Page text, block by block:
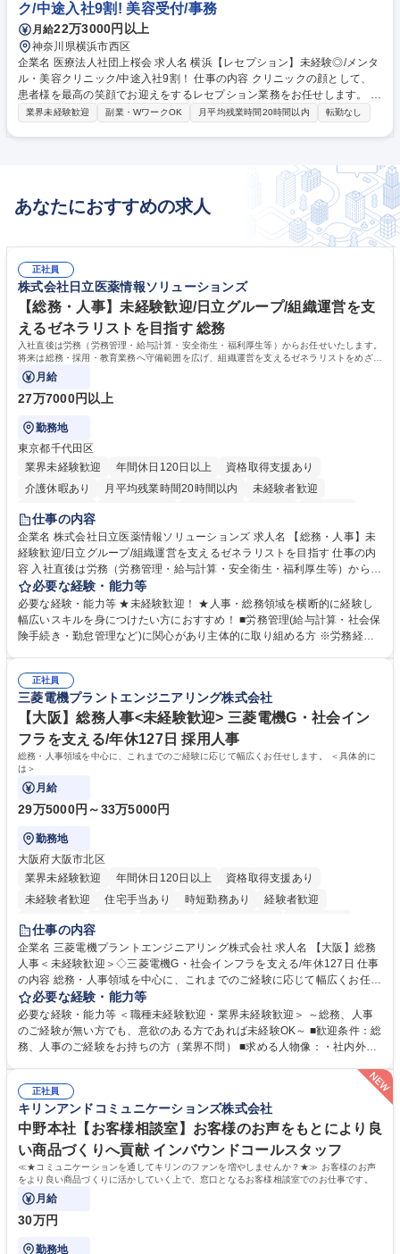
ク/中途入社9割! 美容受付/事務
月給22万3000円以上
神奈川県横浜市西区
企業名 医療法人社団上桜会 求人名 横浜【レセプション】未経験◎/メンタ
ル・美容クリニック/中途入社9割！ 仕事の内容 クリニックの顔として、
患者様を最高の笑顔でお迎えをするレセプション業務をお任せします。 患
者様がクリニックで、1番初めに会う相手であり、クリニックの顔という
ております。患者様の身体にジェルを塗布したり（VIO含む）、拭く等の
業務やベッド清掃の業務もございます。 ※変更の範囲:当社業務全般 募集
職種 横浜【レセプション】未経験◎/メンタル・美容クリニック/中途入社
業界未経験歓迎 副業・WワークOK 月平均残業時間20時間以内 転勤なし
あなたにおすすめの求人
正社員
株式会社日立医薬情報ソリューションズ
【総務・人事】未経験歓迎/日立グループ/組織運営を支
えるゼネラリストを目指す 総務
入社直後は労務（労務管理・給与計算・安全衛生・福利厚生等）からお任せいたします。
将来は総務・採用・教育業務へ守備範囲を広げ、組織運営を支えるゼネラリストをめざせ
ます。
月給
27万7000円以上
勤務地
東京都千代田区
業界未経験歓迎
年間休日120日以上
資格取得支援あり
介護休暇あり
月平均残業時間20時間以内
未経験者歓迎
住宅手当あり
育休あり
完全週休2日制 交通費支給 土日祝休み 寮・社宅あり
仕事の内容
企業名 株式会社日立医薬情報ソリューションズ 求人名 【総務・人事】未
経験歓迎/日立グループ/組織運営を支えるゼネラリストを目指す 仕事の内
容 入社直後は労務（労務管理・給与計算・安全衛生・福利厚生等）からお
任せいたします。将来は総務・採用・教育業務へ守備範囲を広げ、組織運
営を支えるゼネラリストをめざせます。 ・初期業務：労働時間管理、給与
計算、社会保険対応、福利厚生管理、安全衛生、健康経営推進等をお任せ
します。ご経験に応じて、休職者管理など、幅広く経験を積んでいただき
幅広く経験を積みたい意欲がある方に最適な環境です。 募集職種 【総
務・人事】未経験歓迎/日立グループ/組織運営を支えるゼネラリストを目
指す
必要な経験・能力等
必要な経験・能力等 ★未経験歓迎！ ★人事・総務領域を横断的に経験し
幅広いスキルを身につけたい方におすすめ！ ■労務管理(給与計算・社会保
険手続き・勤怠管理など)に関心があり主体的に取り組める方 ※労務経験
のご経験 ■労務管理（給与計算・社会保険手続き・勤怠管理など）の経験
■衛生管理者の資格をお持ちの方 学歴・資格 学歴：大学院 大学 高専 短大
専修学校 高校 語学力： 資格：
正社員
三菱電機プラントエンジニアリング株式会社
【大阪】総務人事<未経験歓迎> 三菱電機G・社会イン
フラを支える/年休127日 採用人事
総務・人事領域を中心に、これまでのご経験に応じて幅広くお任せします。 ＜具体的に
は＞
月給
29万5000円～33万5000円
勤務地
大阪府大阪市北区
業界未経験歓迎
年間休日120日以上
資格取得支援あり
未経験者歓迎
住宅手当あり 時短勤務あり
経験者歓迎
退職金あり
駅近5分以内
土日祝休み 服装自由 寮・社宅あり 食事補助あり
仕事の内容
企業名 三菱電機プラントエンジニアリング株式会社 求人名 【大阪】総務
人事＜未経験歓迎＞◇三菱電機G・社会インフラを支える/年休127日 仕事
の内容 総務・人事領域を中心に、これまでのご経験に応じて幅広くお任せ
します。 ＜具体的には＞ ・総務/人事労務（給与・社保・勤怠管理など）
・採用・教育研修 ・福利厚生運用 など ※基本的には事務所勤務ですが、
採用や教育等の業務内容により、関西圏以外への日帰り・宿泊を伴う国内
出張もございます。 ※担当業務を持ちつつ、お互いに助け合いながら、総
総務人事＜未経験歓迎＞◇三菱電機G・社会インフラを支える/年休127日
必要な経験・能力等
必要な経験・能力等 ＜職種未経験歓迎・業界未経験歓迎＞ ～総務、人事
のご経験が無い方でも、意欲のある方であれば未経験OK～ ■歓迎条件：総
務、人事のご経験をお持ちの方（業界不問） ■求める人物像：・社内外の
ミュニケーション能力を持っている方 ・人事総務領域に興味がありゼネラ
正社員
キリンアンドコミュニケーションズ株式会社
中野本社【お客様相談室】お客様のお声をもとにより良
い商品づくりへ貢献 インバウンドコールスタッフ
≪★コミュニケーションを通してキリンのファンを増やしませんか？★≫ お客様のお声
をより良い商品づくりに活かしていく上で、窓口となるお客様相談室でのお仕事です。
月給
30万円
勤務地